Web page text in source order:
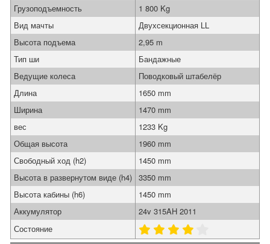
Грузоподъемность
1 800 Kg
Вид мачты
Двухсекционная LL
Высота подъема
2,95 m
Тип ши
Бандажные
Ведущие колеса
Поводковый штабелёр
Длина
1650 mm
Ширина
1470 mm
вес
1233 Kg
Общая высота
1960 mm
Свободный ход (h2)
1450 mm
Высота в развернутом виде (h4) 3350 mm
Высота кабины (h6)
1450 mm
Аккумулятор
24v 315AH 2011
Состояние